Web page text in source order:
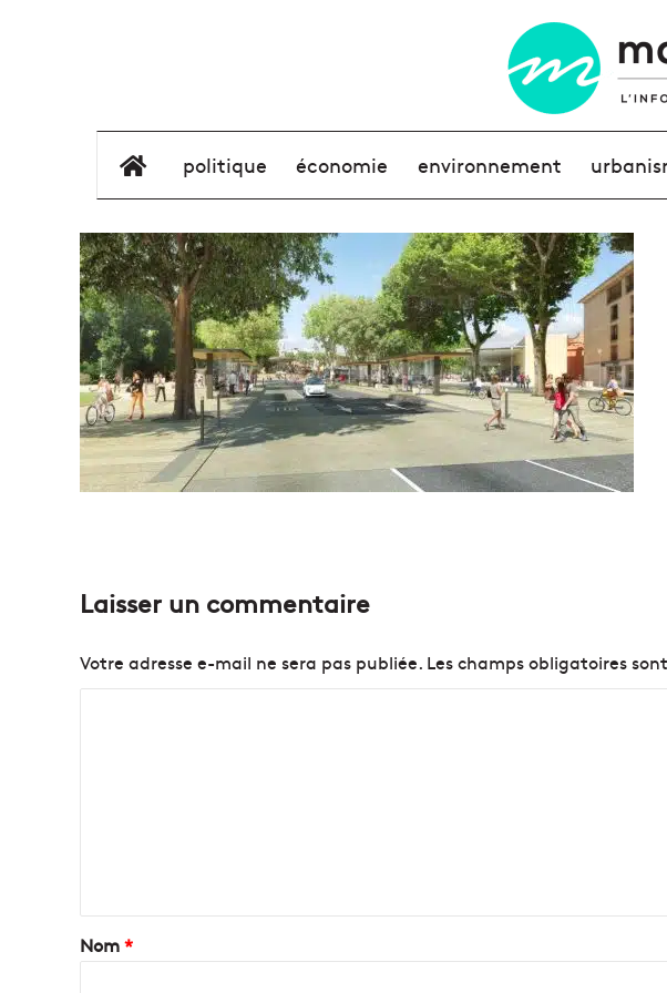
élément de menu
politique économie environnement
Laisser un commentaire
Votre adresse e-mail ne sera pas publiée. Les champs obligatoires
a
Nom*